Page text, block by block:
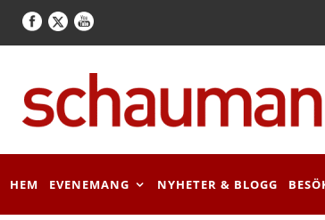
HEM EVENEMANG NYHETER & BLOGG